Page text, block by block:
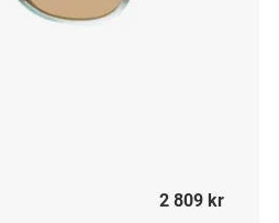
2 809 kr